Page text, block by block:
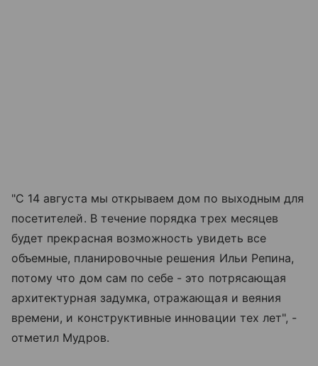
"С 14 августа мы открываем дом по выходным для
посетителей. В течение порядка трех месяцев
будет прекрасная возможность увидеть все
объемные, планировочные решения Ильи Репина,
потому что дом сам по себе - это потрясающая
архитектурная задумка, отражающая и веяния
времени, и конструктивные инновации тех лет", -
отметил Мудров.